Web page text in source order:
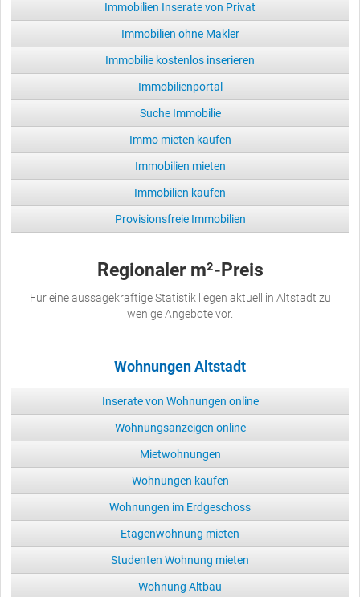
Immobilien Inserate von Privat
Immobilien ohne Makler
Immobilie kostenlos inserieren
Immobilienportal
Suche Immobilie
Immo mieten kaufen
Immobilien mieten
Immobilien kaufen
Provisionsfreie Immobilien
Regionaler m²-Preis
Für eine aussagekräftige Statistik liegen aktuell in Altstadt zu
wenige Angebote vor.
Wohnungen Altstadt
Inserate von Wohnungen online
Wohnungsanzeigen online
Mietwohnungen
Wohnungen kaufen
Wohnungen im Erdgeschoss
Etagenwohnung mieten
Studenten Wohnung mieten
Wohnung Altbau